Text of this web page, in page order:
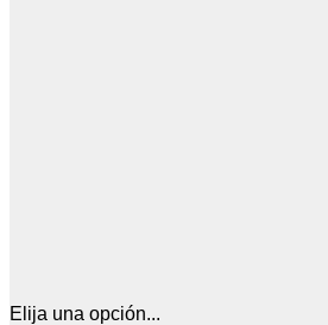
Elija una opción...